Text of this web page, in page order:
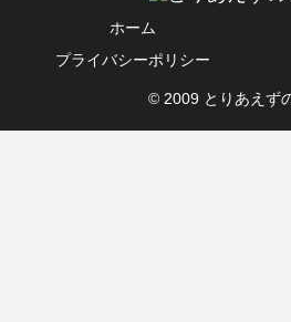
ホーム
プライバシーポリシー
© 2009 とりあえず